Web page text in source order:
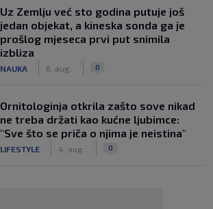
Uz Zemlju već sto godina putuje još
jedan objekat, a kineska sonda ga je
prošlog mjeseca prvi put snimila
izbliza
NAUKA 6. aug. 0
Ornitologinja otkrila zašto sove nikad
ne treba držati kao kućne ljubimce:
"Sve što se priča o njima je neistina"
LIFESTYLE 4. aug. 0